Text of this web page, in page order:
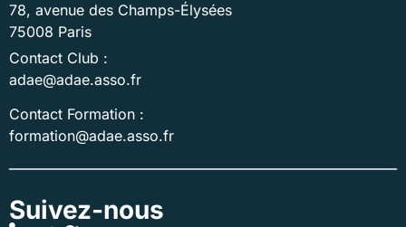
78, avenue des Champs-Élysées
75008 Paris
Contact Club :
adae@adae.asso.fr
Contact Formation :
formation@adae.asso.fr
Suivez-nous